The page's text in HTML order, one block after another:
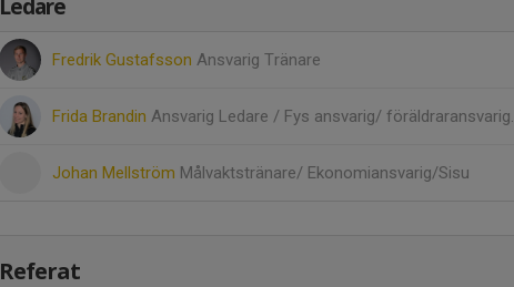
Ledare
Fredrik Gustafsson Ansvarig Tränare
Frida Brandin Ansvarig Ledare / Fys ansvarig/ föräldraransvarig.
Johan Mellström Målvaktstränare/ Ekonomiansvarig/Sisu
Referat